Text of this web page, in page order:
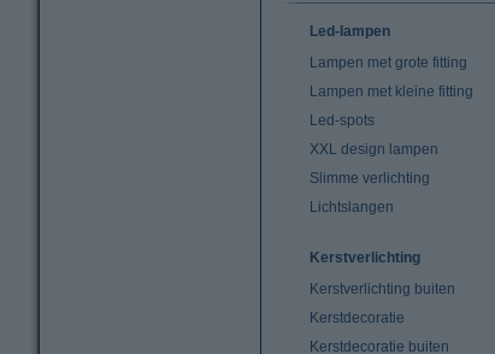
Led-lampen
Lampen met grote fitting
Lampen met kleine fitting
Led-spots
XXL design lampen
Slimme verlichting
Lichtslangen
Kerstverlichting
Kerstverlichting buiten
Kerstdecoratie
Kerstdecoratie buiten